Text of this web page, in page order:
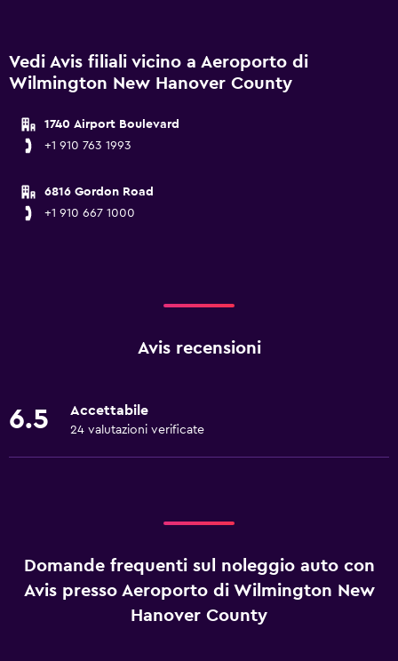
Vedi Avis filiali vicino a Aeroporto di
Wilmington New Hanover County
1740 Airport Boulevard
+1 910 763 1993
6816 Gordon Road
+1 910 667 1000
Avis recensioni
6.5 Accettabile
24 valutazioni verificate
Domande frequenti sul noleggio auto con
Avis presso Aeroporto di Wilmington New
Hanover County